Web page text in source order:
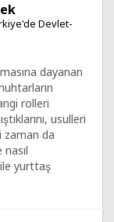
Devlet-
dayanan
rolleri
usulleri
zaman da
yurttaş